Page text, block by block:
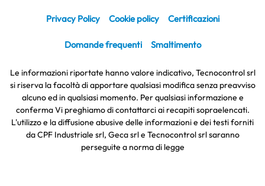
Privacy Policy Cookie policy Certificazioni
Domande frequenti Smaltimento
Le informazioni riportate hanno valore indicativo, Tecnocontrol srl
si riserva la facoltà di apportare qualsiasi modifica senza preavviso
alcuno ed in qualsiasi momento. Per qualsiasi informazione e
conferma Vi preghiamo di contattarci ai recapiti sopraelencati.
L'utilizzo e la diffusione abusive delle informazioni e dei testi forniti
da CPF Industriale srl, Geca srl e Tecnocontrol srl saranno
perseguite a norma di legge